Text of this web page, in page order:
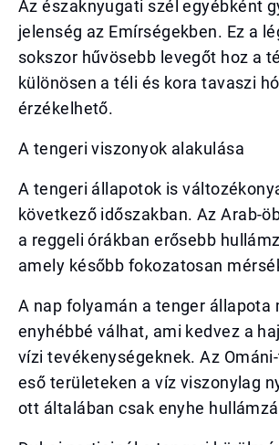
Az északnyugati szél egyébként
jelenség az Emírségekben. Ez a
sokszor hűvösebb levegőt hoz a
különösen a téli és kora tavaszi
érzékelhető.
A tengeri viszonyok alakulása
A tengeri állapotok is
következő időszakban. Az Arab-
a reggeli órákban erősebb
amely később fokozatosan
A nap folyamán a tenger állapota
enyhébbé válhat, ami kedvez a
vízi tevékenységeknek. Az
eső területeken a víz viszonylag
ott általában csak enyhe